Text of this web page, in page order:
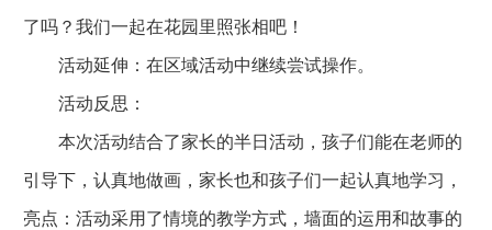
了吗？我们一起在花园里照张相吧！
活动延伸：在区域活动中继续尝试操作。
活动反思：
本次活动结合了家长的半日活动，孩子们能在老师的
引导下，认真地做画，家长也和孩子们一起认真地学习，
亮点：活动采用了情境的教学方式，墙面的运用和故事的